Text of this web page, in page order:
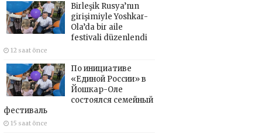
Birleşik Rusya’nın
girişimiyle Yoshkar-
Ola’da bir aile
festivali düzenlendi
12 saat önce
По инициативе
«Единой России» в
Йошкар-Оле
состоялся семейный
фестиваль
15 saat önce